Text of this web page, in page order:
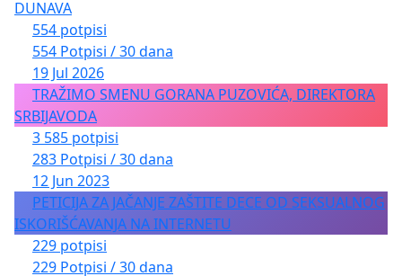
DUNAVA
554 potpisi
554 Potpisi / 30 dana
19 Jul 2026
TRAŽIMO SMENU GORANA PUZOVIĆA, DIREKTORA
SRBIJAVODA
3 585 potpisi
283 Potpisi / 30 dana
12 Jun 2023
PETICIJA ZA JAČANJE ZAŠTITE DECE OD SEKSUALNOG
ISKORIŠĆAVANJA NA INTERNETU
229 potpisi
229 Potpisi / 30 dana